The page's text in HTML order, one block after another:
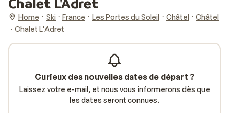
Home Ski France Les Portes du Soleil Châtel
Châtel
Chalet L'Adret
Curieux des nouvelles dates de départ ?
Laissez votre e-mail, et nous vous informerons dès que
les dates seront connues.